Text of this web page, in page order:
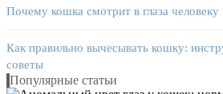
Почему кошка смотрит в глаза человеку
Как правильно вычесывать кошку:
советы
Популярные статьи